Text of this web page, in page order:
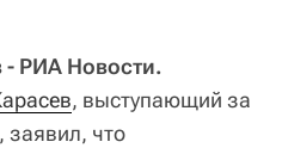
РИА Новости.
, выступающий за
заявил, что